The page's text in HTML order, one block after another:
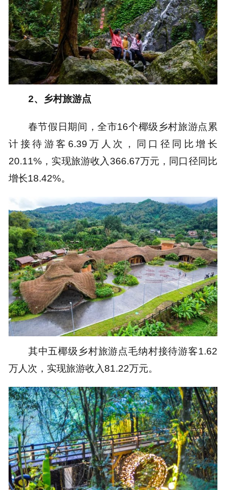
2、乡村旅游点
春节假日期间，全市16个椰级乡村旅游点累
计接待游客6.39万人次，同口径同比增长
20.11%，实现旅游收入366.67万元，同口径同比
增长18.42%。
其中五椰级乡村旅游点毛纳村接待游客1.62
万人次，实现旅游收入81.22万元。